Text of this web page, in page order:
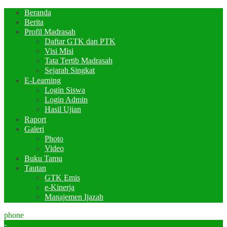
Beranda
Berita
Profil Madrasah
Daftar GTK dan PTK
Visi Misi
Tata Tertib Madrasah
Sejarah Singkat
E-Learning
Login Siswa
Login Admin
Hasil Ujian
Raport
Galeri
Photo
Video
Buku Tamu
Tautan
GTK Emis
e-Kinerja
Manajemen Ijazah
phone
-